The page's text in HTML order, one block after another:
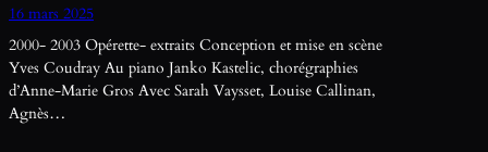
16 mars 2025
2000- 2003 Opérette- extraits Conception et mise en scène
Yves Coudray Au piano Janko Kastelic, chorégraphies
d’Anne-Marie Gros Avec Sarah Vaysset, Louise Callinan,
Agnès…